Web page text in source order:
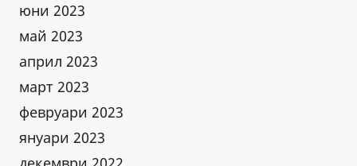
юни 2023
май 2023
април 2023
март 2023
февруари 2023
януари 2023